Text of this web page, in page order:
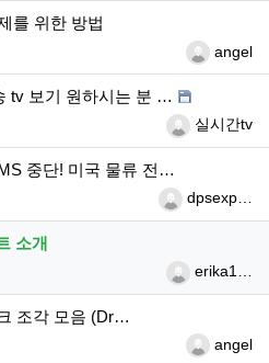
를 위한 방법
등록자angel
tv 보기 원하시는 분 …
등록자실시간tv
중단! 미국 물류 전…
등록자dpsexp…
소개
등록자erika1…
조각 모음 (Dr…
등록자angel